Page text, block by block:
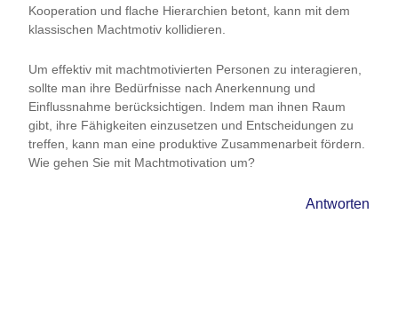
Kooperation und flache Hierarchien betont, kann mit dem
klassischen Machtmotiv kollidieren.
Um effektiv mit machtmotivierten Personen zu interagieren,
sollte man ihre Bedürfnisse nach Anerkennung und
Einflussnahme berücksichtigen. Indem man ihnen Raum
gibt, ihre Fähigkeiten einzusetzen und Entscheidungen zu
treffen, kann man eine produktive Zusammenarbeit fördern.
Wie gehen Sie mit Machtmotivation um?
Antworten